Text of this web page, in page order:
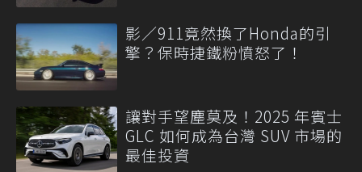
影／911竟然換了Honda的引
擎？保時捷鐵粉憤怒了！
讓對手望塵莫及！2025 年賓士
GLC 如何成為台灣 SUV 市場的
最佳投資